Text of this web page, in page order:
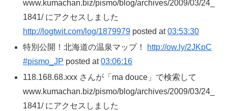
www.kumachan.biz/pismo/blog/archives/2009/03/24_
1841/ にアクセスしました
http://logtwit.com/log/1879979 posted at03:53:30
特別公開！北海道の温泉マップ！
http://ow.ly/2JKpC
#pismo_JP posted at03:06:16
118.168.68.xxx さんが「ma douce」で検索して
www.kumachan.biz/pismo/blog/archives/2009/03/24_
1841/ にアクセスしました